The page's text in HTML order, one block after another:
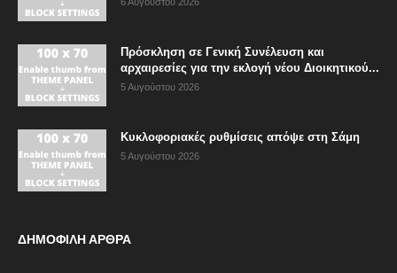
Πρόσκληση σε Γενική Συνέλευση και
αρχαιρεσίες για την εκλογή νέου Διοικητικού...
5 Αυγούστου 2026
Κυκλοφοριακές ρυθμίσεις απόψε στη Σάμη
5 Αυγούστου 2026
ΔΗΜΟΦΙΛΗ ΑΡΘΡΑ